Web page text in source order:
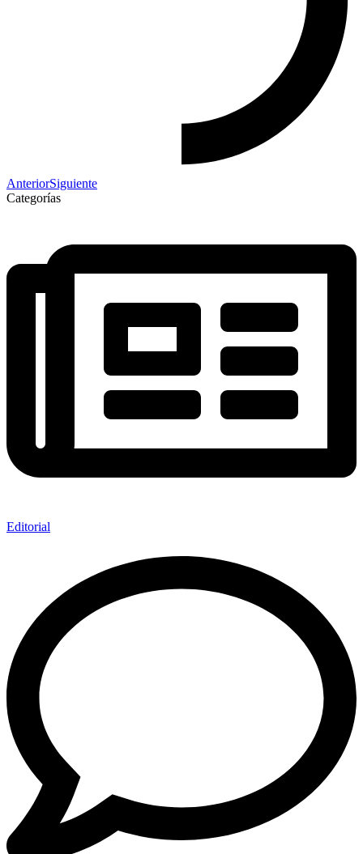
AnteriorSiguiente
Categorías
Editorial